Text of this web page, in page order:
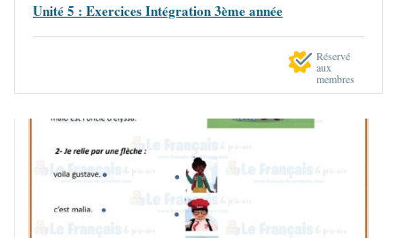
Unité 5 : Exercices Intégration 3ème année
Réservé
aux
membres